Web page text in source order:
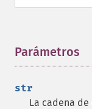
Parámetros
str
La cadena